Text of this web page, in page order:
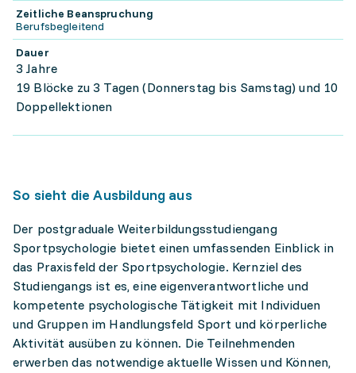
Zeitliche Beanspruchung
Berufsbegleitend
Dauer
3 Jahre
19 Blöcke zu 3 Tagen (Donnerstag bis Samstag) und 10
Doppellektionen
So sieht die Ausbildung aus
Der postgraduale Weiterbildungsstudiengang
Sportpsychologie bietet einen umfassenden Einblick in
das Praxisfeld der Sportpsychologie. Kernziel des
Studiengangs ist es, eine eigenverantwortliche und
kompetente psychologische Tätigkeit mit Individuen
und Gruppen im Handlungsfeld Sport und körperliche
Aktivität ausüben zu können. Die Teilnehmenden
erwerben das notwendige aktuelle Wissen und Können,